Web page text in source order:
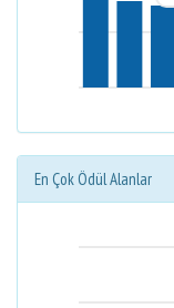
En Çok Ödül Alanlar